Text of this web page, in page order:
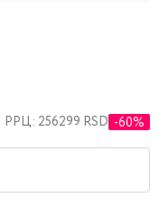
РРЦ: 256299 RSD -60%